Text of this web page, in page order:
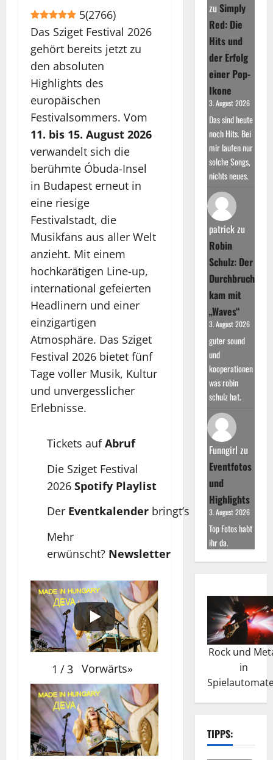
5(2766)
Das Sziget Festival 2026
gehört bereits jetzt zu
den absoluten
Highlights des
europäischen
Festivalsommers. Vom
11. bis 15. August 2026
verwandelt sich die
berühmte Óbuda-Insel
in Budapest erneut in
eine riesige
Festivalstadt, die
Musikfans aus aller Welt
anzieht. Mit einem
hochkarätigen Line-up,
international gefeierten
Headlinern und einer
einzigartigen
Atmosphäre. Das Sziget
Festival 2026 bietet fünf
Tage voller Musik, Kultur
und unvergesslicher
Erlebnisse.
Tickets aufAbruf
Die Sziget Festival
2026 Spotify Playlist
Der Eventkalender bringt’s
Mehr
erwünscht? Newsletter
1 /3 Vorwärts»
zu Simply
Red: Die
Hits und
der Erfolg
einer Pop-
Ikone
3. August 2026
Das sind heute
noch Hits. Bei
mir laufen nur
solche Songs,
nichts neues.
patrickzu
Robin
Schulz: Der
Durchbruch
kam mit
„Waves“
3. August 2026
guter sound
und
kooperationen
was robin
schulz hat.
Funngirl zu
Eventfotos
und
Highlights
3. August 2026
Top Fotos habt
ihr da.
Rock und
in
TIPPS: